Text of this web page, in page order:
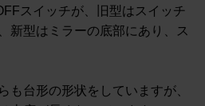
スイッチが、旧型はスイッチ
新型はミラーの底部にあり、ス
も台形の形状をしていますが、